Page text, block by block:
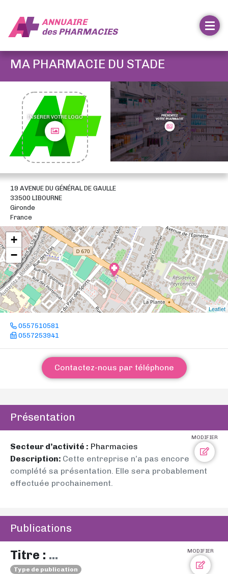
ANNUAIRE
desPHARMACIES
MA PHARMACIE DU STADE
INSÉRER VOTRE LOGO
19 AVENUE DU GÉNÉRAL DE GAULLE
33500 LIBOURNE
Gironde
France
+
−
Leaflet
0557510581
0557253941
Contactez-nous par téléphone
Présentation
MODIFIER
Secteur d’activité : Pharmacies
Description: Cette entreprise n’a pas encore
complété sa présentation. Elle sera probablement
effectuée prochainement.
Publications
MODIFIER
Titre : ...
Type de publication